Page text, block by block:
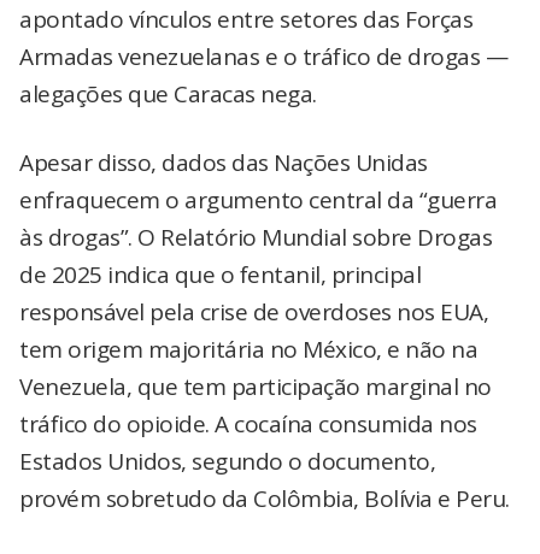
apontado vínculos entre setores das Forças
Armadas venezuelanas e o tráfico de drogas —
alegações que Caracas nega.
Apesar disso, dados das Nações Unidas
enfraquecem o argumento central da “guerra
às drogas”. O Relatório Mundial sobre Drogas
de 2025 indica que o fentanil, principal
responsável pela crise de overdoses nos EUA,
tem origem majoritária no México, e não na
Venezuela, que tem participação marginal no
tráfico do opioide. A cocaína consumida nos
Estados Unidos, segundo o documento,
provém sobretudo da Colômbia, Bolívia e Peru.